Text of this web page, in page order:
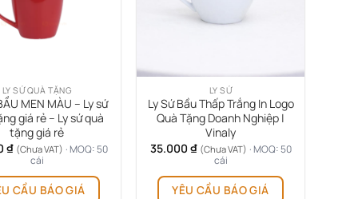
trang
sản
trên
sản
LY SỨ QUÀ TẶNG
MEN MÀU – Ly sứ
giá rẻ – Ly sứ quà
tặng giá rẻ
₫ (Chưa VAT) · MOQ: 50
cái
CẦU BÁO GIÁ
LY SỨ
Ly Sứ Bầu Thấp Trắng In Logo
Quà Tặng Doanh Nghiệp |
Vinaly
35.000 ₫ (Chưa VAT) · MOQ: 50
cái
YÊU CẦU BÁO GIÁ